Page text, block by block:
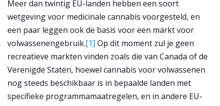
Meer dan twintig EU-landen hebben een soort
wetgeving voor medicinale cannabis voorgesteld, en
een paar leggen ook de basis voor een markt voor
volwassenengebruik.[1] Op dit moment zul je geen
recreatieve markten vinden zoals die van Canada of de
Verenigde Staten, hoewel cannabis voor volwassenen
nog steeds beschikbaar is in bepaalde landen met
specifieke programmamaatregelen, en in andere EU-